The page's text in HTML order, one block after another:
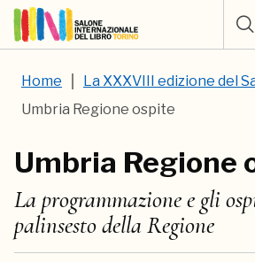
Home
La XXXVIII edizione del
Umbria Regione ospite
Umbria Regione
La programmazione e gli
palinsesto della Regione